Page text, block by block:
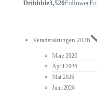
Dribbble3,520Follower
Veranstaltungen 2026
März 2026
April 2026
Mai 2026
Juni 2026